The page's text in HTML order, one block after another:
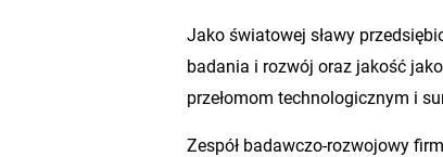
Jako światowej sławy
badania i rozwój oraz jakość
przełomom technologicznym i
Zespół badawczo-rozwojowy